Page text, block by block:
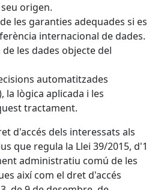
origen.
les garanties adequades si es
internacional de dades.
les dades objecte del
automatitzades
la lògica aplicada i les
tractament.
d'accés dels interessats als
que regula la Llei 39/2015, d'1
administratiu comú de les
així com el dret d'accés